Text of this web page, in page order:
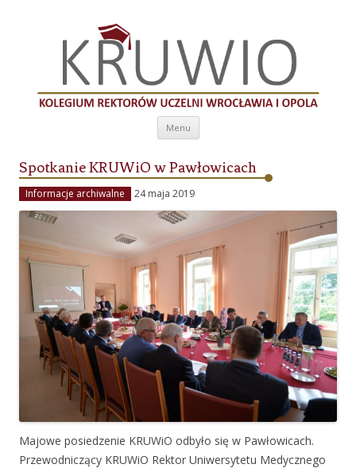
Kolegium Rektorów Uczelni Wrocławia i
Opola
Menu Przeskocz do treści
Spotkanie KRUWiO w Pawłowicach
Informacje archiwalne 24 maja 2019
Majowe posiedzenie KRUWiO odbyło się w Pawłowicach.
Przewodniczący KRUWiO Rektor Uniwersytetu Medycznego